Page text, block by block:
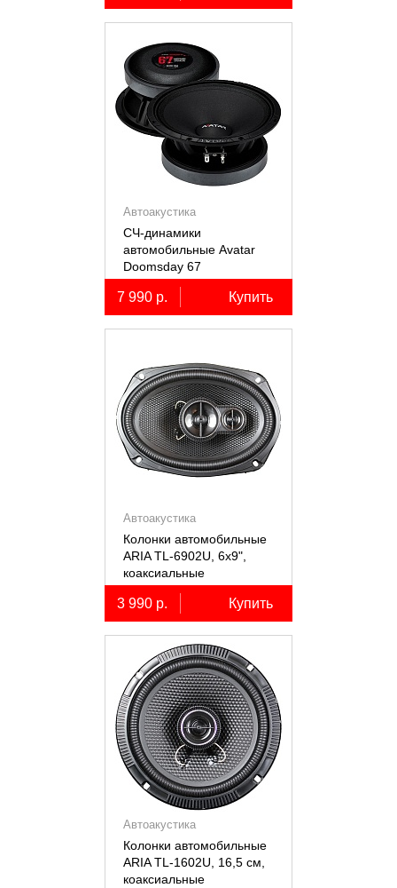
Автоакустика
СЧ-динамики
автомобильные Avatar
Doomsday 67
7 990 р. Купить
Автоакустика
Колонки автомобильные
ARIA TL-6902U, 6х9",
коаксиальные
трёхполосные, 2 шт.
3 990 р. Купить
Автоакустика
Колонки автомобильные
ARIA TL-1602U, 16,5 см,
коаксиальные